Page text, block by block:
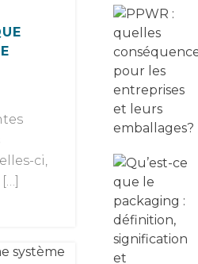
ci,